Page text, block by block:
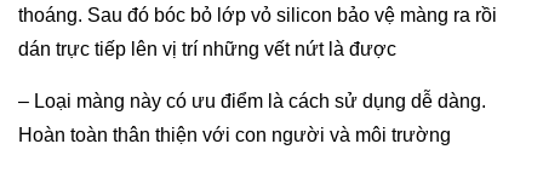
thoáng. Sau đó bóc bỏ lớp vỏ silicon bảo vệ màng ra rồi
dán trực tiếp lên vị trí những vết nứt là được
– Loại màng này có ưu điểm là cách sử dụng dễ dàng.
Hoàn toàn thân thiện với con người và môi trường